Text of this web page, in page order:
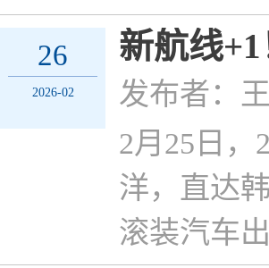
26
2026-02
新航线
发布者：
2月25日，
洋，直达
滚装汽车